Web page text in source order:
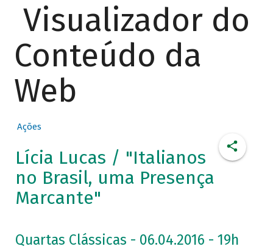
Visualizador do
Conteúdo da
Web
Ações
Lícia Lucas / "Italianos
no Brasil, uma Presença
Marcante"
Quartas Clássicas - 06.04.2016 - 19h